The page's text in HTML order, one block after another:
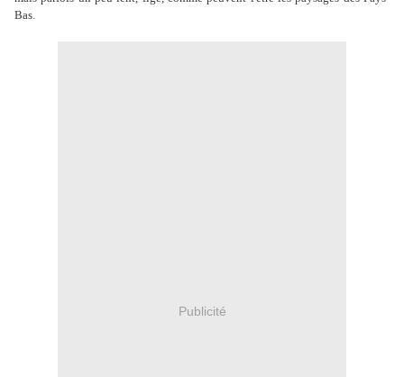
Bas.
Publicité